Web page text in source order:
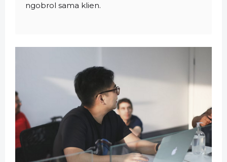
ngobrol sama klien.